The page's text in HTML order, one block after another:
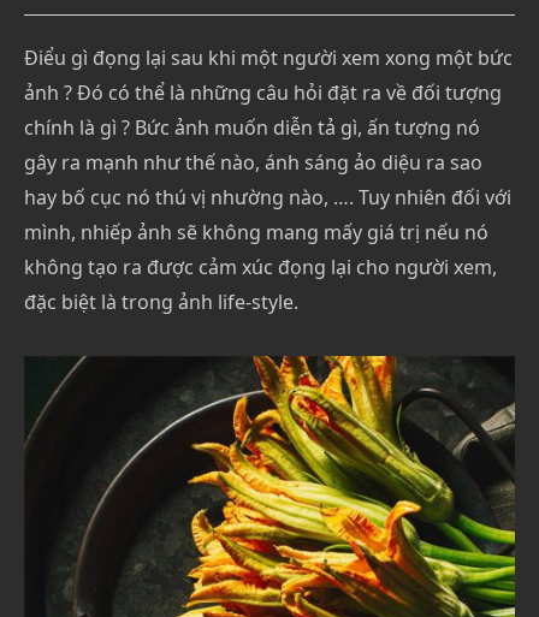
Điểu gì đọng lại sau khi một người xem xong một bức
ảnh ? Đó có thể là những câu hỏi đặt ra về đối tượng
chính là gì ? Bức ảnh muốn diễn tả gì, ấn tượng nó
gây ra mạnh như thế nào, ánh sáng ảo diệu ra sao
hay bố cục nó thú vị nhường nào, …. Tuy nhiên đối với
mình, nhiếp ảnh sẽ không mang mấy giá trị nếu nó
không tạo ra được cảm xúc đọng lại cho người xem,
đặc biệt là trong ảnh life-style.